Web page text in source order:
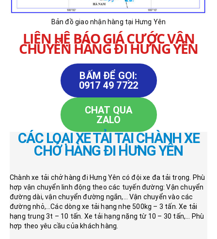
Bản đồ giao nhận hàng tại Hưng Yên
LIÊN HỆ BÁO GIÁ CƯỚC VẬN
CHUYỂN HÀNG ĐI HƯNG YÊN
BẤM ĐỂ GỌI:
0917 49 7722
CHAT QUA
ZALO
CÁC LOẠI XE TẢI TẠI CHÀNH XE
CHỞ HÀNG ĐI HƯNG YÊN
Chành xe tải chở hàng đi Hưng Yên có đội xe đa tải trọng. Phù
hợp vận chuyển linh động theo các tuyến đường: Vận chuyển
đường dài, vận chuyển đường ngắn,… Vận chuyển vào các
đường nhỏ,…Các dòng xe tải hạng nhẹ 500kg – 3 tấn. Xe tải
hạng trung 3t – 10 tấn. Xe tải hạng nặng từ 10 – 30 tấn,… Phù
hợp theo yêu cầu của khách hàng.